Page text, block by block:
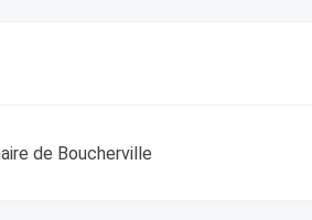
de Boucherville